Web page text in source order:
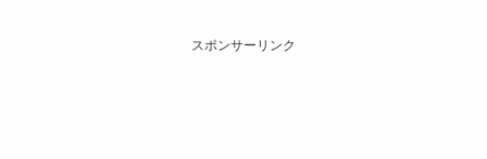
スポンサーリンク